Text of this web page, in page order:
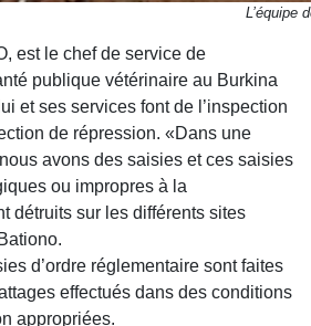
L’équipe
est le chef de service de
publique vétérinaire au Burkina
et ses services font de l’inspection
de répression. «Dans une
avons des saisies et ces saisies
ou impropres à la
détruits sur les différents sites
d’ordre réglementaire sont faites
effectués dans des conditions
appropriées.